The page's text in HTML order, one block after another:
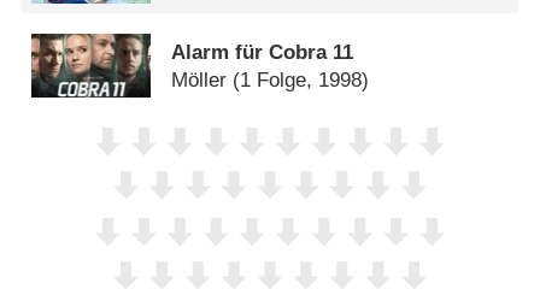
Alarm für Cobra 11
Möller (1 Folge, 1998)